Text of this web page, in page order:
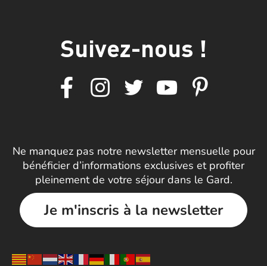
Suivez-nous !
Ne manquez pas notre newsletter mensuelle pour
bénéficier d’informations exclusives et profiter
pleinement de votre séjour dans le Gard.
Je m'inscris à la newsletter